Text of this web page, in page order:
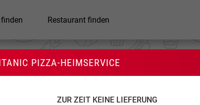
Restaurant finden
PIZZA-HEIMSERVICE
ZUR ZEIT KEINE LIEFERUNG
Pizza-Heimservice